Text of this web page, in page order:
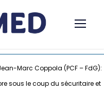
Marc Coppola (PCF – FdG):
sous le coup du sécuritaire et